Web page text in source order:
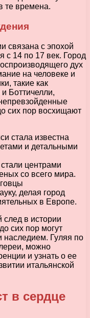
те времена.
связана с эпохой
с 14 по 17 век. Город
дух
на человеке и
такие как
Боттичелли,
сих пор восхищают
стала известна
и детальными
центрами
со всего мира.
делая город
в Европе.
в истории
сих пор могут
наследием. Гуляя по
можно
и узнать о ее
итальянской
в сердце